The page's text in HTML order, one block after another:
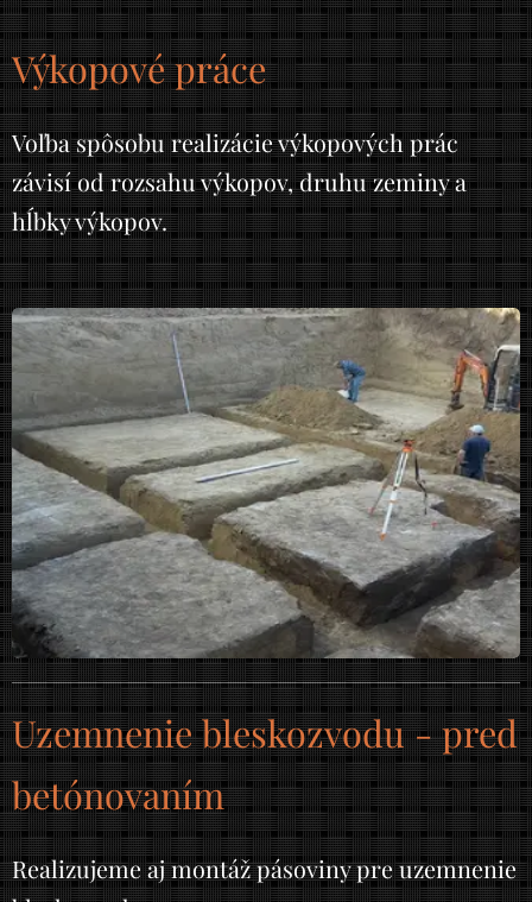
Výkopové práce
Voľba spôsobu realizácie výkopových prác
závisí od rozsahu výkopov, druhu zeminy a
hĺbky výkopov.
Uzemnenie bleskozvodu - pred
betónovaním
Realizujeme aj montáž pásoviny pre uzemnenie